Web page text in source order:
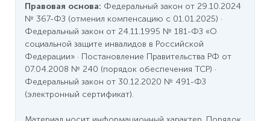
Правовая основа: Федеральный закон от 29.10.2024
№ 367-ФЗ (отменил компенсацию с 01.01.2025) ·
Федеральный закон от 24.11.1995 № 181-ФЗ «О
социальной защите инвалидов в Российской
Федерации» · Постановление Правительства РФ от
07.04.2008 № 240 (порядок обеспечения ТСР) ·
Федеральный закон от 30.12.2020 № 491-ФЗ
(электронный сертификат).